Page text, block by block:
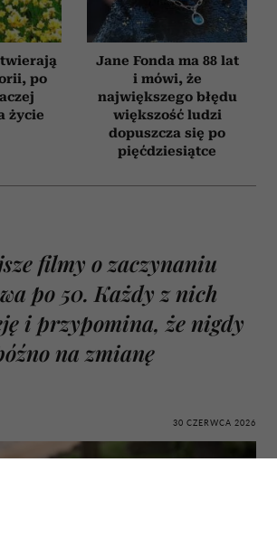
po
życie
Jane Fonda ma 88 lat
i mówi, że
największego błędu
większość ludzi
dopuszcza się po
pięćdziesiątce
filmy o zaczynaniu
po 50. Każdy z nich
i przypomina, że nigdy
na zmianę
30 CZERWCA 2026